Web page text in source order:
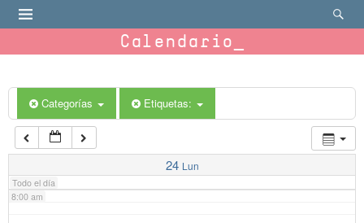
Calendario
Categorías Etiquetas:
24 Lun
Todo el día
6:00 am
7:00 am
8:00 am